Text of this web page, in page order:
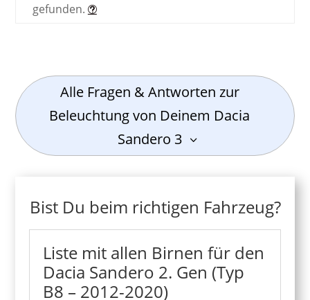
gefunden.
Alle Fragen & Antworten zur
Beleuchtung von Deinem Dacia
Sandero 3
Bist Du beim richtigen Fahrzeug?
Liste mit allen Birnen für den
Dacia Sandero 2. Gen (Typ
B8 – 2012-2020)